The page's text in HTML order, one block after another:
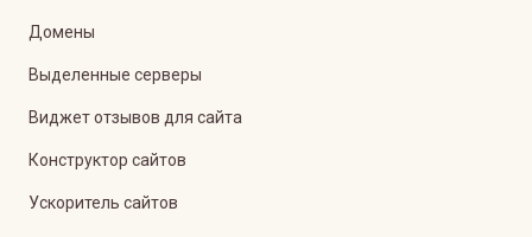
Домены
Выделенные серверы
Виджет отзывов для сайта
Конструктор сайтов
Ускоритель сайтов